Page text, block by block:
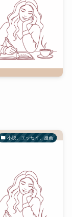
小説、エッセイ、漫画